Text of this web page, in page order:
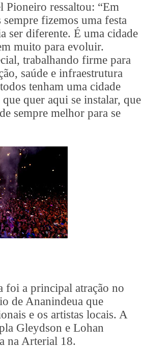
Pioneiro ressaltou: “Em
fizemos uma festa
ser diferente. É uma cidade
muito para evoluir.
trabalhando firme para
saúde e infraestrutura
tenham uma cidade
quer aqui se instalar, que
sempre melhor para se
foi a principal atração no
de Ananindeua que
e os artistas locais. A
Gleydson e Lohan
na Arterial 18.